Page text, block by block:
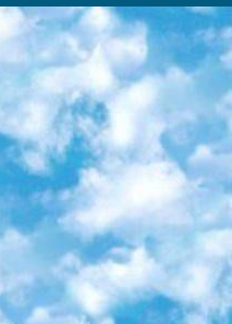
видео в этом вузе. В числе доступных предметов — физика, биология, химия, информационные технологии и другие. К некоторым лекциям администрация ресурса прилагает готовые конспекты, которые можно скачивать в PDF-формате. 4. ITMOcourses Онлайн-площадка Санкт-Петербургского национального исследовательского университета информационных технологий, механики и оптики (ИТМО). Ресурс предоставляет свободный доступ к курсам, разработанным в этом вузе. Каталог материалов разбит на четыре категории: «Оптические системы и технологии», «Приборостроение и робототехника», «Информационные технологии» и «Биотехнологии». Курсы состоят из видеолекций, интерактивных демонстраций и заданий. 5. «КиберЛенинка» Электронная научная библиотека открытого доступа. Каталог площадки регулярно обрастает текстами статей из различных научных изданий. Сгруппированные по журналам и рубрикам публикации можно читать онлайн или скачивать целиком в PDF-формате. Проект нацелен на популяризацию науки за счёт открытого доступа к качественной информации. 6. «ПостНаука» На этом ресурсе публикуют подборки видеолекций, составленные экспертами из разных отраслей и объединённые общими темами. Среди них, к примеру, есть серии «Биоинформатика и геномика», «Культура средневековой Скандинавии» и Cinema Studies о теории кино. Каждая подборка лекций — логически связанная история, рассказанная экспертом от первого лица. Кроме того, на сайте появляются научно-образовательные статьи и тесты на разные темы. 7. «Newочём» Команда проекта «Newочём» отбирает самые интересные тексты из англоязычных СМИ и переводит те из них, за которые голосуют участники сообщества «ВКонтакте». По большей части это научно-популярные статьи. Редакторы придумывают лишь заголовки, в остальном содержание переводов соответствует оригиналам. Полные тексты можно читать прямо в социальной сети. 8. InternetUrok Онлайн-база материалов по основным дисциплинам школьной программы. Информация на сайте структурирована по классам, предметам и темам (урокам). Каждый урок состоит из видеолекций и конспектов. Есть также интерактивные тренажёры и тесты для закрепления пройденного материала. Даже если вы давно окончили школу, возможность повторить программу старших классов всегда может пригодиться. 9. Edutainme Ещё один ресурс об образовании. В отличие от Newtonew, как мне кажется, Edutainme больше ориентируется на представителей индустрии: педагогов, предпринимателей, разработчиков образовательных проектов. Но и любой, кто просто стремится к саморазвитию, найдёт на сайте много полезного и интересного для себя. Например, информацию о новых курсах и образовательных сервисах. 10. Newtonew Онлайн-медиа об образовании и обучении в широком смысле. Авторы Newtonew пишут об инструментах, заведениях, тактиках и стратегиях, которые помогают учить других и получать новые знания самостоятельно. На этой площадке вы найдёте новости, обзоры, аналитические мат